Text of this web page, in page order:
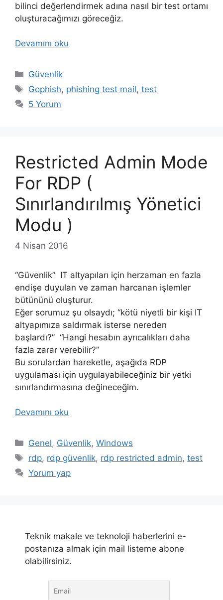
bilinci değerlendirmek adına nasıl bir test ortamı
oluşturacağımızı göreceğiz.
Devamını oku
Kategoriler
Güvenlik
Etiketler
Gophish, phishing test mail,test
5 Yorum
Restricted Admin Mode
For RDP (
Sınırlandırılmış Yönetici
Modu )
4 Nisan 2016
“Güvenlik” IT altyapıları için herzaman en fazla
endişe duyulan ve zaman harcanan işlemler
bütününü oluşturur.
Eğer sorumuz şu olsaydı; “kötü niyetli bir kişi IT
altyapımıza saldırmak isterse nereden
başlardı?” “Hangi hesabın ayrıcalıkları daha
fazla zarar verebilir?”
Bu sorulardan hareketle, aşağıda RDP
uygulaması için uygulayabileceğiniz bir yetki
sınırlandırmasına değineceğim.
Devamını oku
Kategoriler
Genel, Güvenlik,Windows
Etiketler
rdp, rdp güvenlik, rdp restricted admin,test
Yorum yap
Teknik makale ve teknoloji haberlerini e-
postanıza almak için mail listeme abone
olabilirsiniz.